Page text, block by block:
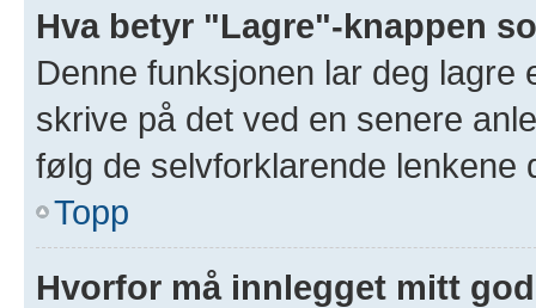
Hva betyr "Lagre"-knappen
Denne funksjonen lar deg lagre
skrive på det ved en senere
følg de selvforklarende lenkene
Topp
Hvorfor må innlegget mitt